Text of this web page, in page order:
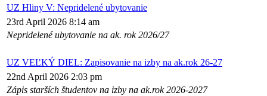
UZ Hliny V: Nepridelené ubytovanie
23rd April 2026 8:14 am
Nepridelené ubytovanie na ak. rok 2026/27
UZ VEĽKÝ DIEL: Zapisovanie na izby na ak.rok 26-27
22nd April 2026 2:03 pm
Zápis starších študentov na izby na ak.rok 2026-2027